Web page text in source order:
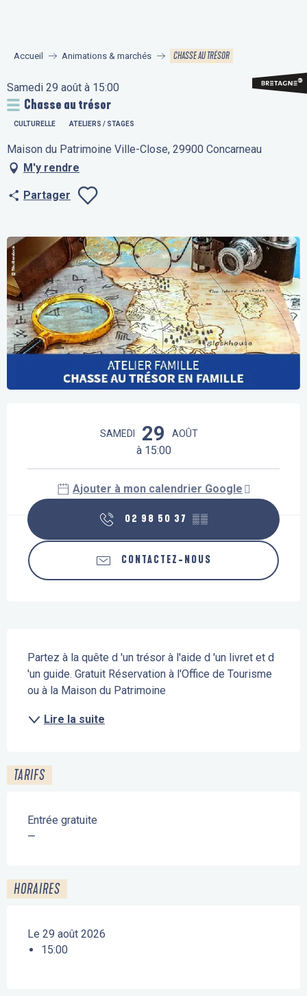
principal
Accueil Animations & marchés CHASSE AU TRÉSOR
Samedi 29 août à 15:00
Chasse au trésor
CULTURELLE ATELIERS / STAGES
Maison du Patrimoine Ville-Close, 29900 Concarneau
M'y rendre
Partager
SAMEDI 29 AOÛT
à 15:00
Ajouter à mon calendrier Google
02 98 50 37 ▒▒
CONTACTEZ-NOUS
Partez à la quête d 'un trésor à l'aide d 'un livret et d
'un guide. Gratuit Réservation à l'Office de Tourisme
ou à la Maison du Patrimoine
Lire la suite
TARIFS
Entrée gratuite
—
HORAIRES
Le 29 août 2026
15:00